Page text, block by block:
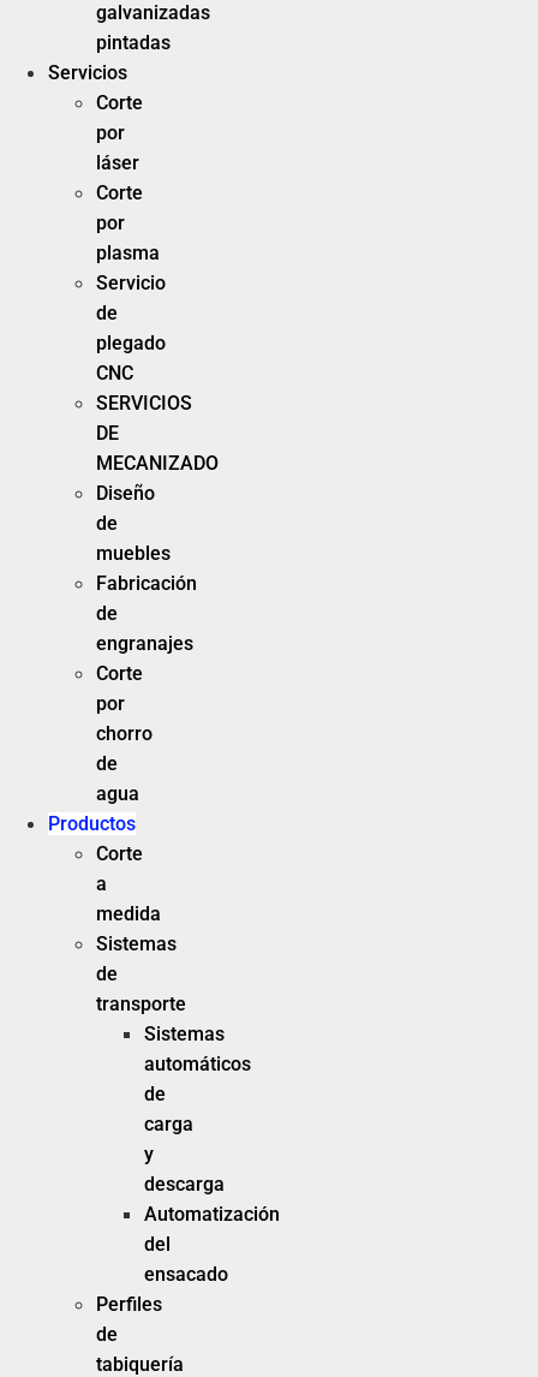
galvanizadas
pintadas
Servicios
Corte
por
láser
Corte
por
plasma
Servicio
de
plegado
CNC
SERVICIOS
DE
MECANIZADO
Diseño
de
muebles
Fabricación
de
engranajes
Corte
por
chorro
de
agua
Productos
Corte
a
medida
Sistemas
de
transporte
Sistemas
automáticos
de
carga
y
descarga
Automatización
del
ensacado
Perfiles
de
tabiquería